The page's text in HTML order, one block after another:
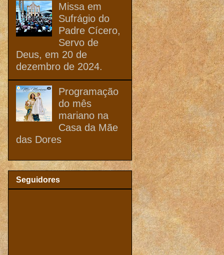
Missa em
Sufrágio do
Padre Cícero,
Servo de
Deus, em 20 de
dezembro de 2024.
Programação
do mês
mariano na
Casa da Mãe
das Dores
Seguidores